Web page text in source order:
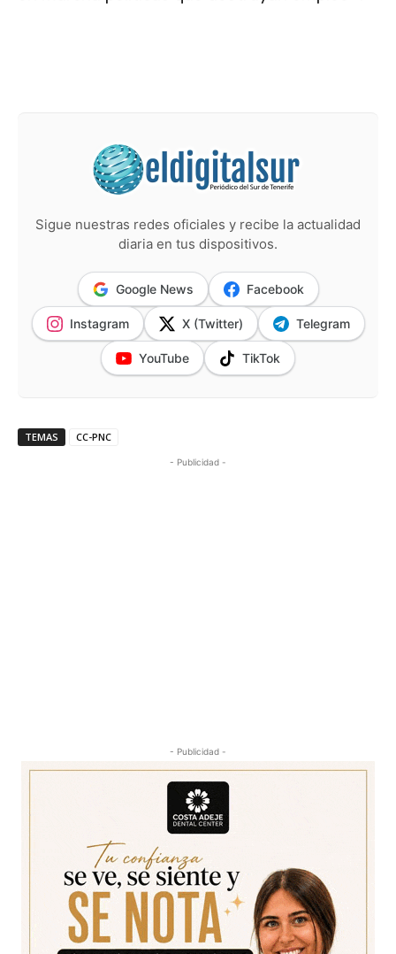
Sigue nuestras redes oficiales y recibe la actualidad
diaria en tus dispositivos.
Google News Facebook
Instagram X (Twitter) Telegram
YouTube TikTok
TEMAS CC-PNC
- Publicidad -
- Publicidad -